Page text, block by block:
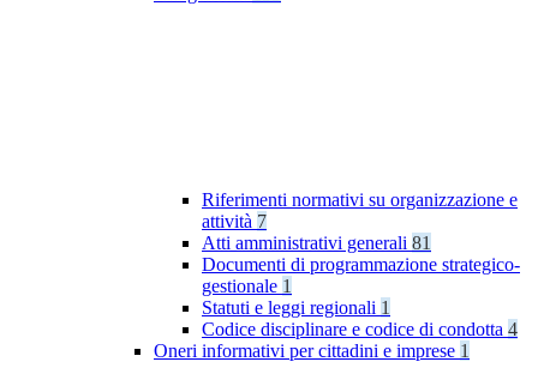
Riferimenti normativi su organizzazione e
attività 7
Atti amministrativi generali 81
Documenti di programmazione strategico-
gestionale 1
Statuti e leggi regionali 1
Codice disciplinare e codice di condotta 4
Oneri informativi per cittadini e imprese 1